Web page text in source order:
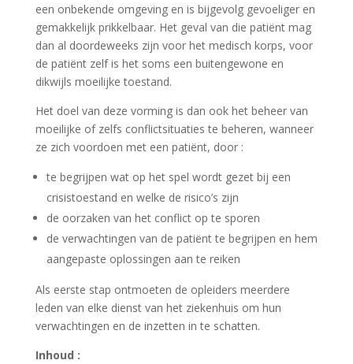
een onbekende omgeving en is bijgevolg gevoeliger en
gemakkelijk prikkelbaar. Het geval van die patiënt mag
dan al doordeweeks zijn voor het medisch korps, voor
de patiënt zelf is het soms een buitengewone en
dikwijls moeilijke toestand.
Het doel van deze vorming is dan ook het beheer van
moeilijke of zelfs conflictsituaties te beheren, wanneer
ze zich voordoen met een patiënt, door :
te begrijpen wat op het spel wordt gezet bij een
crisistoestand en welke de risico’s zijn
de oorzaken van het conflict op te sporen
de verwachtingen van de patiënt te begrijpen en hem
aangepaste oplossingen aan te reiken
Als eerste stap ontmoeten de opleiders meerdere
leden van elke dienst van het ziekenhuis om hun
verwachtingen en de inzetten in te schatten.
Inhoud :